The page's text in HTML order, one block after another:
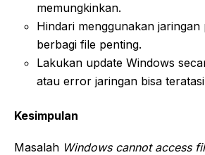
memungkinkan.
Hindari menggunakan
berbagi file penting.
Lakukan update Windows
atau error jaringan bisa
Kesimpulan
Masalah Windows cannot access